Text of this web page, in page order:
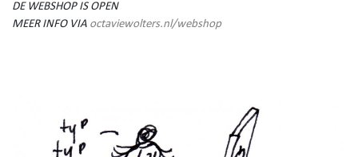
DE WEBSHOP IS OPEN
MEER INFO VIA octaviewolters.nl/webshop